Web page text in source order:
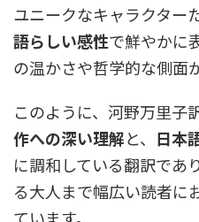
ユニークなキャラクター
語らしい感性で鮮やかに
の温かさや哲学的な側面
このように、河野万里子
作への深い理解と、 日本
に調和している翻訳であ
る大人まで幅広い読者に